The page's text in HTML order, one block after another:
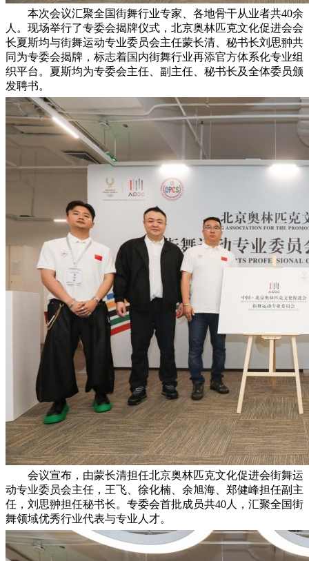
本次会议汇聚全国街舞行业专家、各地骨干从业者共40余
人。现场举行了专委会揭牌仪式，北京奥林匹克文化促进会会
长夏斯均与街舞运动专业委员会主任蒙长清、秘书长刘思翀共
同为专委会揭牌，标志着国内街舞行业再添官方体系化专业组
织平台。夏斯均为专委会主任、副主任、秘书长及全体委员颁
发聘书。
会议宣布，由蒙长清担任北京奥林匹克文化促进会街舞运
动专业委员会主任，王飞、徐化楠、余旭海、郑健峰担任副主
任，刘思翀担任秘书长。专委会首批成员共40人，汇聚全国街
舞领域优秀行业代表与专业人才。